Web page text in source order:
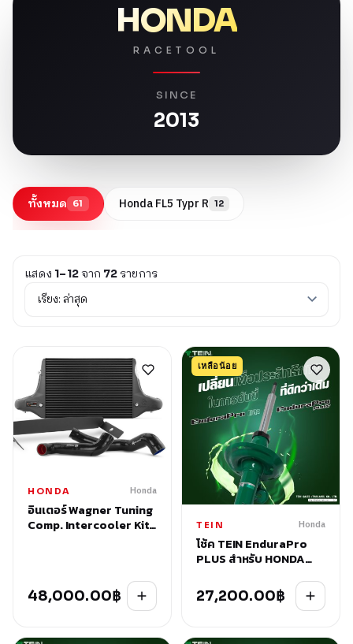
HONDA
RACETOOL
SINCE
2013
ทั้งหมด 61 Honda FL5 Typr R 12
แสดง 1–12จาก 72 รายการ
HONDA Honda
อินเตอร์ Wagner Tuning
Comp. Intercooler Kit
48,000.00฿
เหลือน้อย
TEIN Honda
โช้ค TEIN EnduraPro
PLUS สำหรับ HONDA
2020+
27,200.00฿